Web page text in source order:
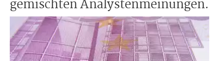
gemischten Analystenmeinungen.